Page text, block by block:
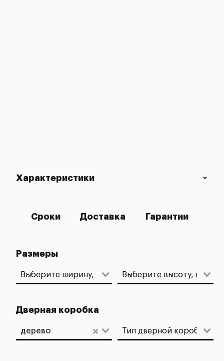
Характеристики
Гарантии
Доставка
Сроки
Размеры
Дверная коробка
дерево